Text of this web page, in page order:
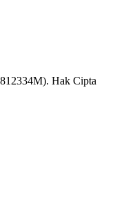
Hak Cipta